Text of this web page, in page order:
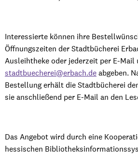
Interessierte können ihre
Öffnungszeiten der Stadtbücherei
Ausleihtheke oder jederzeit per E-Mail
stadtbuecherei@erbach.de abgeben.
Bestellung erhält die Stadtbücherei
sie anschließend per E-Mail an den
Das Angebot wird durch eine
hessischen